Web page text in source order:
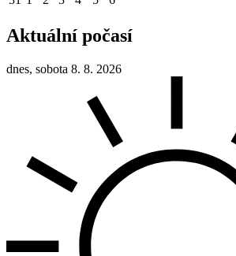
Aktuální počasí
dnes, sobota 8. 8. 2026